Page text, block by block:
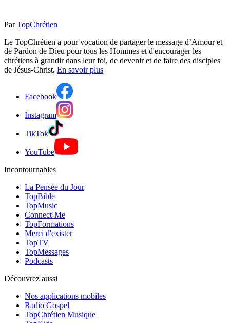
Par TopChrétien
Le TopChrétien a pour vocation de partager le message d’Amour et
de Pardon de Dieu pour tous les Hommes et d'encourager les
chrétiens à grandir dans leur foi, de devenir et de faire des disciples
de Jésus-Christ. En savoir plus
Facebook
Instagram
TikTok
YouTube
Incontournables
La Pensée du Jour
TopBible
TopMusic
Connect-Me
TopFormations
Merci d'exister
TopTV
TopMessages
Podcasts
Découvrez aussi
Nos applications mobiles
Radio Gospel
TopChrétien Musique